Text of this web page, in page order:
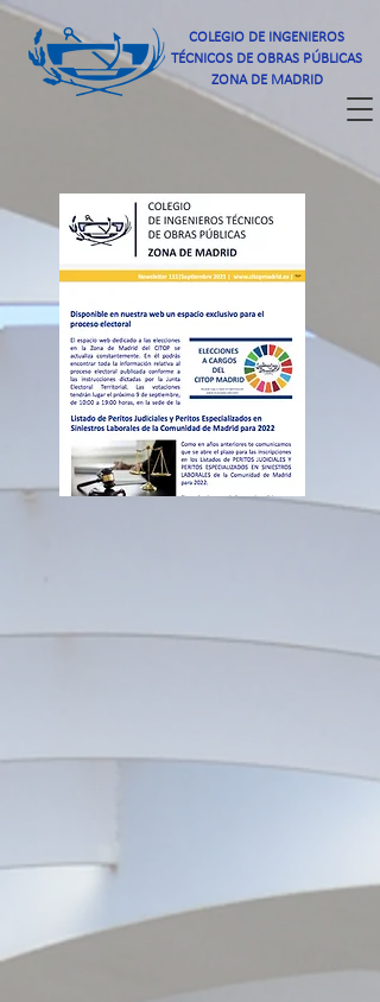
COLEGIO DE INGENIEROS
TÉCNICOS DE OBRAS PÚBLICAS
ZONA DE MADRID